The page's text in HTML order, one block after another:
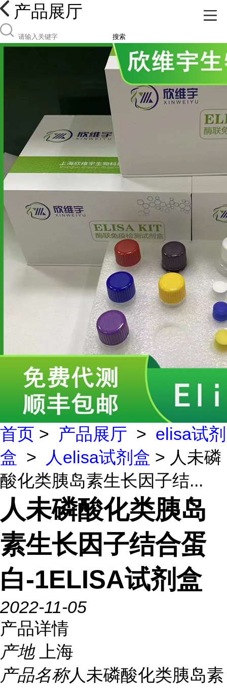
产品展厅
搜索
首页 > 产品展厅 > elisa试剂
盒 > 人elisa试剂盒 > 人未磷
酸化类胰岛素生长因子结...
人未磷酸化类胰岛
素生长因子结合蛋
白-1ELISA试剂盒
2022-11-05
产品详情
产地
上海
产品名称人未磷酸化类胰岛素